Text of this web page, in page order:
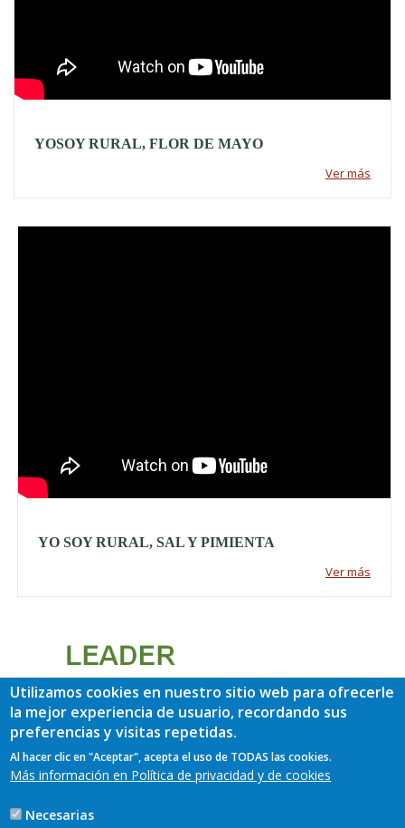
YOSOY RURAL, FLOR DE MAYO
Ver más
YO SOY RURAL, SAL Y PIMIENTA
Ver más
Utilizamos cookies en nuestro sitio web para ofrecerle
la mejor experiencia de usuario, recordando sus
preferencias y visitas repetidas.
Al hacer clic en "Aceptar", acepta el uso de TODAS las cookies.
Más información en Política de privacidad y de cookies
Necesarias